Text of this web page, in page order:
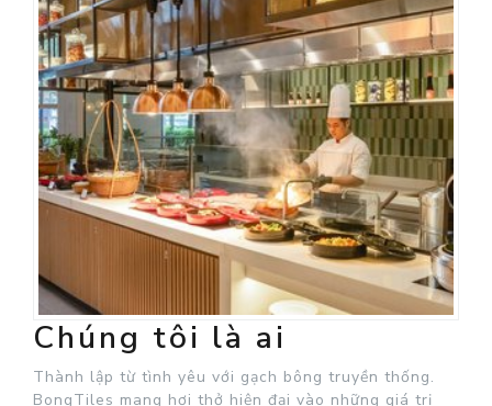
Chúng tôi là ai
Thành lập từ tình yêu với gạch bông truyền thống.
BongTiles mang hơi thở hiện đại vào những giá trị